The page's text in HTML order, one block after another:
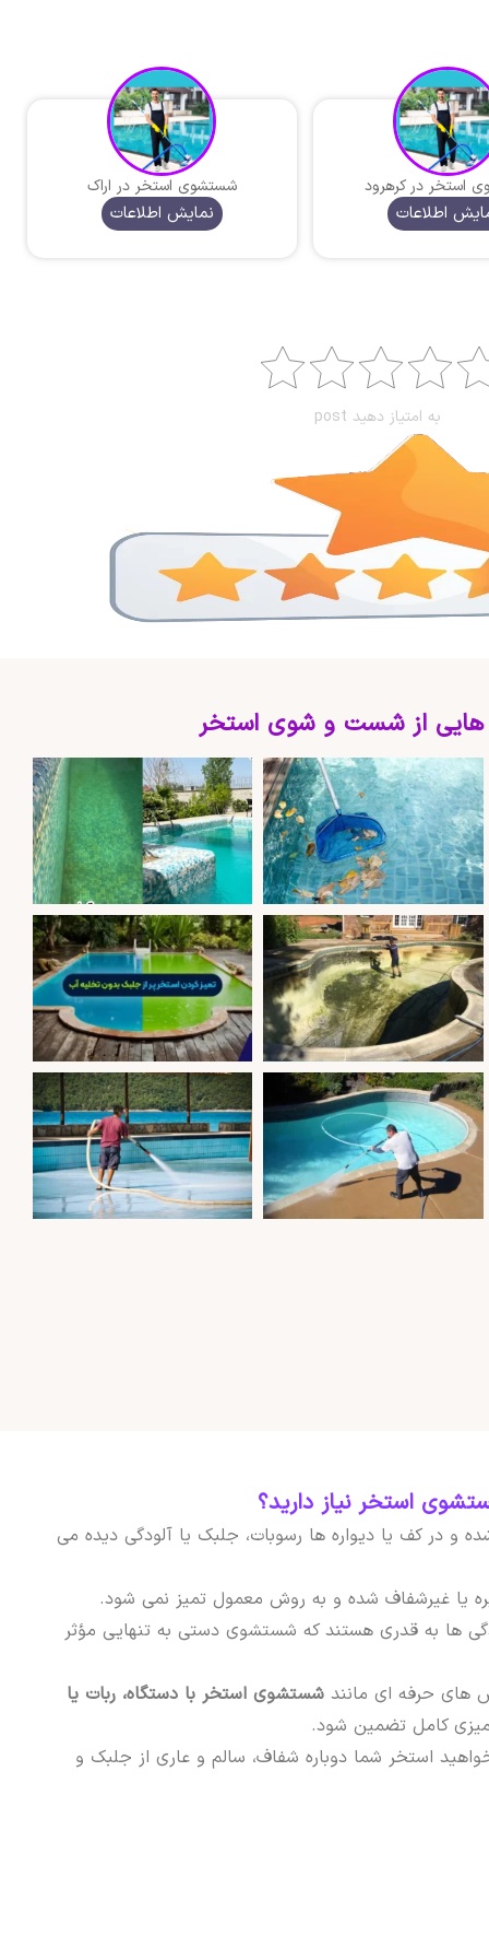
استخر در کرهرود
اطلاعات
شستشوی استخر در اراک
نمایش اطلاعات
به امتیاز دهید post
هایی از شست و شوی استخر
استخر نیاز دارید؟
و در کف یا دیواره ها رسوبات، جلبک یا آلودگی دیده می
یا غیرشفاف شده و به روش معمول تمیز نمی شود.
ها به قدری هستند که شستشوی دستی به تنهایی مؤثر
های حرفه ای مانند شستشوی استخر با دستگاه، ربات یا
کامل تضمین شود.
استخر شما دوباره شفاف، سالم و عاری از جلبک و